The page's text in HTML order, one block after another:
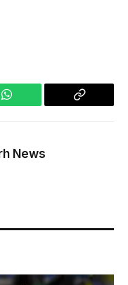
WhatsApp
Copy
News